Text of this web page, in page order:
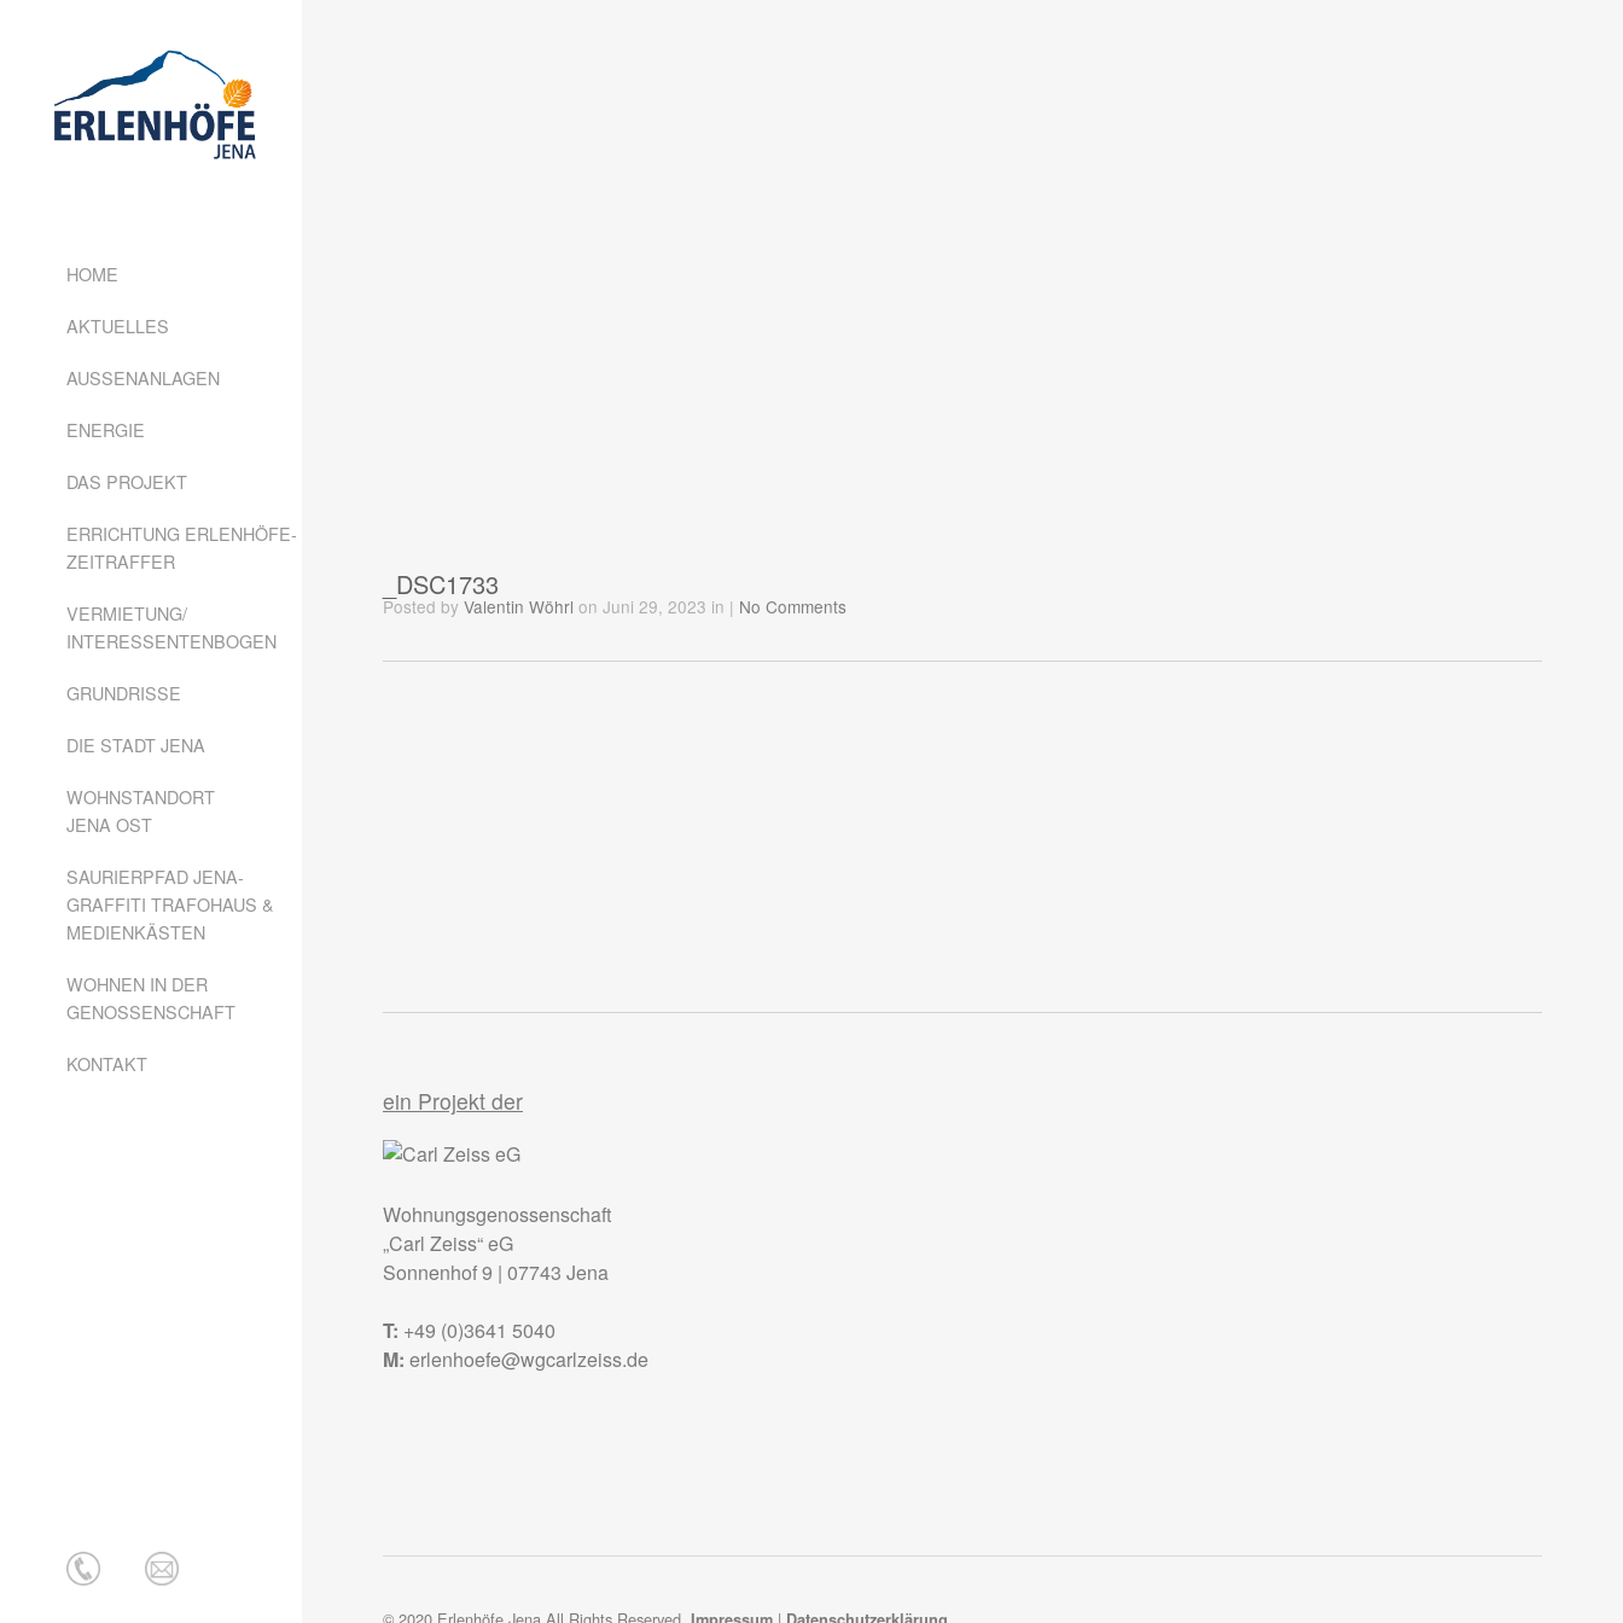
HOME
AKTUELLES
AUSSENANLAGEN
ENERGIE
DAS PROJEKT
ERRICHTUNG ERLENHÖFE-
ZEITRAFFER
VERMIETUNG/
INTERESSENTENBOGEN
GRUNDRISSE
DIE STADT JENA
WOHNSTANDORT
JENA OST
SAURIERPFAD JENA-
GRAFFITI TRAFOHAUS &
MEDIENKÄSTEN
WOHNEN IN DER
GENOSSENSCHAFT
KONTAKT
_DSC1733
Posted by Valentin Wöhrl on Juni 29, 2023 in | No Comments
ein Projekt der
Wohnungsgenossenschaft
„Carl Zeiss“ eG
Sonnenhof 9 | 07743 Jena
T: +49 (0)3641 5040
M: erlenhoefe@wgcarlzeiss.de